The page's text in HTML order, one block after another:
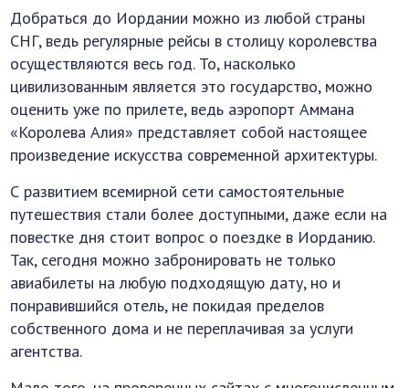
Добраться до Иордании можно из любой страны
СНГ, ведь регулярные рейсы в столицу королевства
осуществляются весь год. То, насколько
цивилизованным является это государство, можно
оценить уже по прилете, ведь аэропорт Аммана
«Королева Алия» представляет собой настоящее
произведение искусства современной архитектуры.
С развитием всемирной сети самостоятельные
путешествия стали более доступными, даже если на
повестке дня стоит вопрос о поездке в Иорданию.
Так, сегодня можно забронировать не только
авиабилеты на любую подходящую дату, но и
понравившийся отель, не покидая пределов
собственного дома и не переплачивая за услуги
агентства.